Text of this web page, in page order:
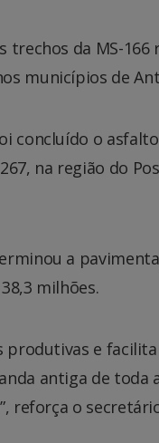
trechos da MS-
municípios de
concluído o
na região do
a
milhões.
produtivas e
antiga de
reforça o